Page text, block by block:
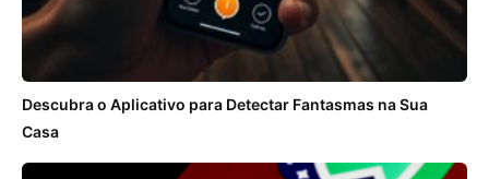
Descubra o Aplicativo para Detectar Fantasmas na Sua
Casa